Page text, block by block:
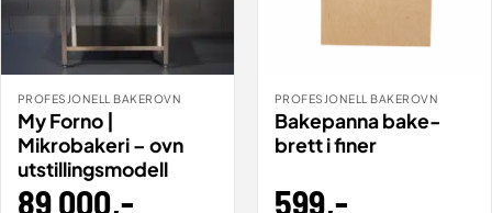
PROFESJONELL BAKEROVN
My Forno |
Mikrobakeri – ovn
utstillingsmodell
89 000,-
PROFESJONELL BAKEROVN
Bakepanna bake-
brett i finer
599,-